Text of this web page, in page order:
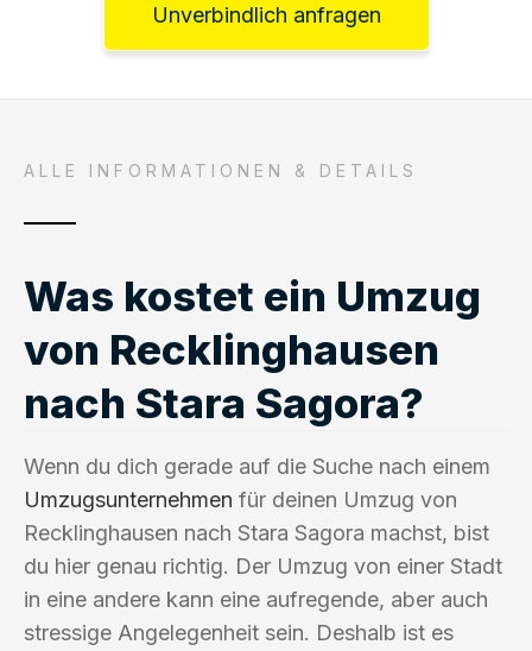
Unverbindlich anfragen
ALLE INFORMATIONEN & DETAILS
Was kostet ein Umzug
von Recklinghausen
nach Stara Sagora?
Wenn du dich gerade auf die Suche nach einem
Umzugsunternehmen für deinen Umzug von
Recklinghausen nach Stara Sagora machst, bist
du hier genau richtig. Der Umzug von einer Stadt
in eine andere kann eine aufregende, aber auch
stressige Angelegenheit sein. Deshalb ist es